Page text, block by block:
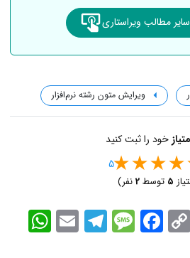
مطالب ویراستاری
ویرایش متون رشته نرم‌افزار
خود را ثبت کنید
5
5 توسط2نفر)
WhatsApp EmailTelegramMessageFacebook Copy
Link